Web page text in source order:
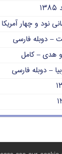
نود و چهار آمریکا
– دوبله فارسی
هدی – کامل
– دوبله فارسی